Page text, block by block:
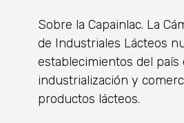
Sobre la Capainlac. La
de Industriales Lácteos
establecimientos del país
industrialización y
productos lácteos.